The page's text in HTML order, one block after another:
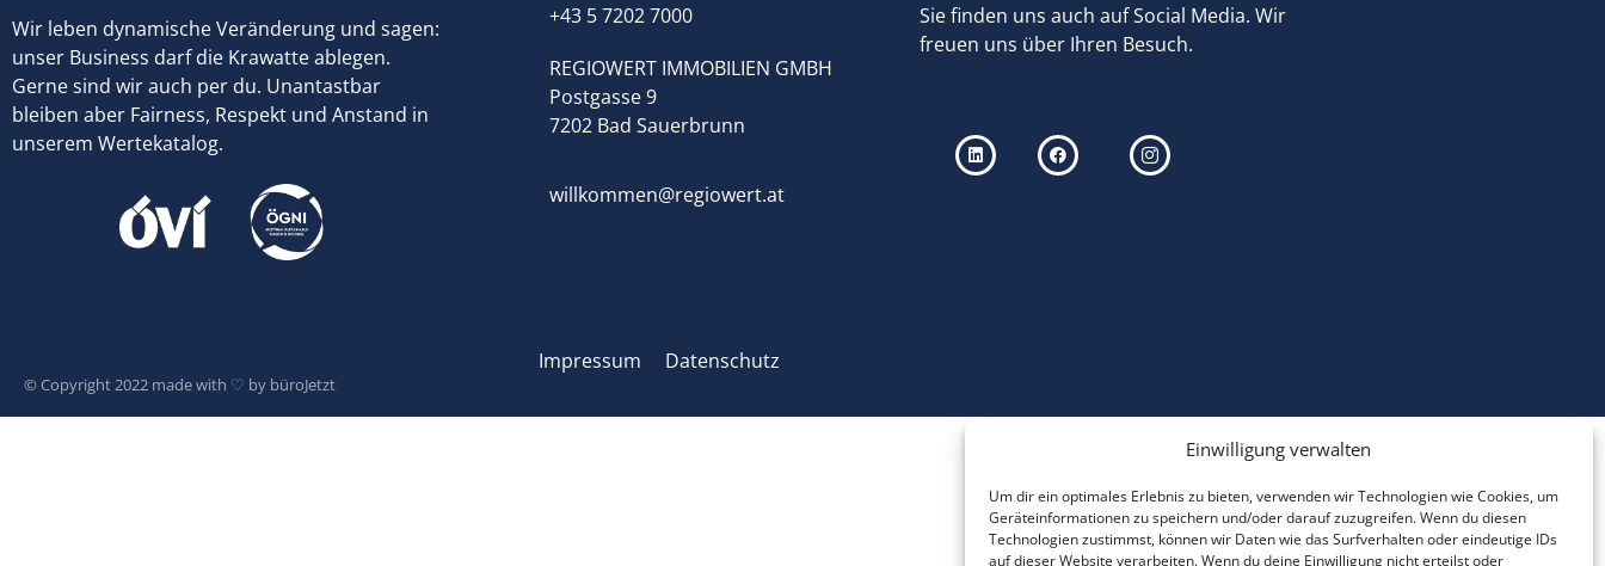
Einwilligung verwalten
Um dir ein optimales Erlebnis zu bieten, verwenden wir Technologien wie Cookies, um
Geräteinformationen zu speichern und/oder darauf zuzugreifen. Wenn du diesen
Technologien zustimmst, können wir Daten wie das Surfverhalten oder eindeutige IDs
auf dieser Website verarbeiten. Wenn du deine Einwilligung nicht erteilst oder
Wir leben dynamische Veränderung und sagen:
unser Business darf die Krawatte ablegen.
Gerne sind wir auch per du. Unantastbar
bleiben aber Fairness, Respekt und Anstand in
unserem Wertekatalog.
+43 5 7202 7000
REGIOWERT IMMOBILIEN GMBH
Postgasse 9
7202 Bad Sauerbrunn
willkommen@regiowert.at
Sie finden uns auch auf Social Media. Wir
freuen uns über Ihren Besuch.
© Copyright 2022 made with ♡ by büroJetzt
Impressum Datenschutz